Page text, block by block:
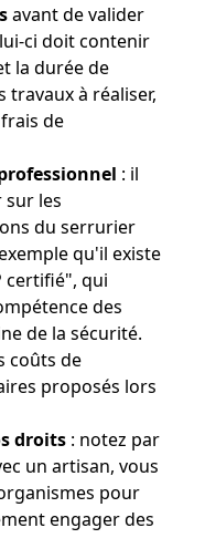
avant de valider
ci doit contenir
la durée de
travaux à réaliser,
de
: il
sur les
du serrurier
qu'il existe
certifié", qui
des
de la sécurité.
coûts de
proposés lors
droits : notez par
un artisan, vous
pour
engager des